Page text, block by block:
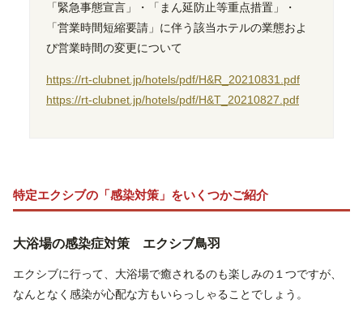
「緊急事態宣言」・「まん延防止等重点措置」・
「営業時間短縮要請」に伴う該当ホテルの業態およ
び営業時間の変更について
https://rt-clubnet.jp/hotels/pdf/H&R_20210831.pdf
https://rt-clubnet.jp/hotels/pdf/H&T_20210827.pdf
特定エクシブの「感染対策」をいくつかご紹介
大浴場の感染症対策 エクシブ鳥羽
エクシブに行って、大浴場で癒されるのも楽しみの１つですが、
なんとなく感染が心配な方もいらっしゃることでしょう。